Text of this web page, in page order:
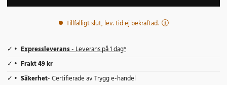
Tillfälligt slut, lev. tid ej bekräftad.
Expressleverans- Leverans på 1 dag*
Frakt 49 kr
Säkerhet- Certifierade av Trygg e-handel